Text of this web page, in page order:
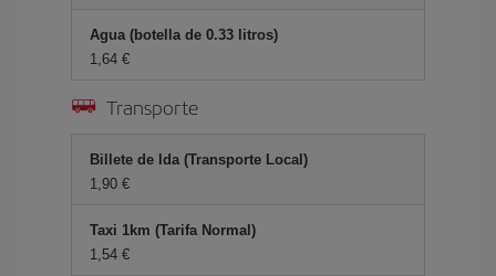
Agua (botella de 0.33 litros)
1,64 €
Transporte
Billete de Ida (Transporte Local)
1,90 €
Taxi 1km (Tarifa Normal)
1,54 €